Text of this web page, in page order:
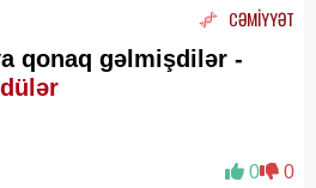
CƏMİYYƏT
qonaq gəlmişdilər -
0 0